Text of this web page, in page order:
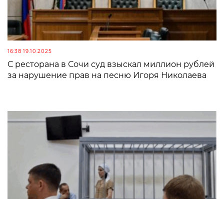
16:38 19.10.2025
С ресторана в Сочи суд взыскал миллион рублей
за нарушение прав на песню Игоря Николаева